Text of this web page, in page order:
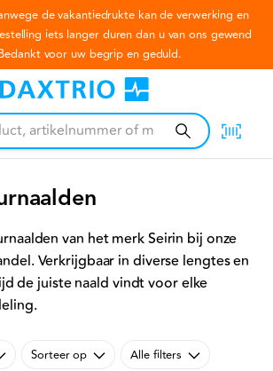
de vakantiedrukte kan de verwerking en
iets langer duren dan u van ons gewend
voor uw begrip en geduld.
Acupunctuurnaalden
van het merk Seirin bij onze
Verkrijgbaar in diverse lengtes en
de juiste naald vindt voor elke
Sorteer op Alle filters